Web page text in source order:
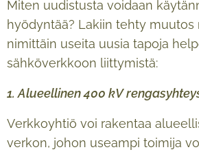
Miten uudistusta voidaan
hyödyntää? Lakiin tehty muutos
nimittäin useita uusia tapoja
sähköverkkoon liittymistä:
1. Alueellinen 400 kV
Verkkoyhtiö voi rakentaa
verkon, johon useampi toimija